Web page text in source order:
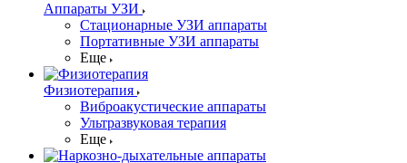
Аппараты УЗИ
Стационарные УЗИ аппараты
Портативные УЗИ аппараты
Еще
Физиотерапия
Виброакустические аппараты
Ультразвуковая терапия
Еще